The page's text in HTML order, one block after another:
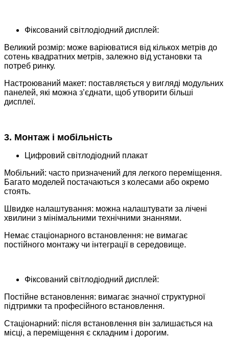
Фіксований світлодіодний дисплей:
Великий розмір: може варіюватися від кількох метрів до
сотень квадратних метрів, залежно від установки та
потреб ринку.
Настроюваний макет: поставляється у вигляді модульних
панелей, які можна з’єднати, щоб утворити більші
дисплеї.
3. Монтаж і мобільність
Цифровий світлодіодний плакат
Мобільний: часто призначений для легкого переміщення.
Багато моделей постачаються з колесами або окремо
стоять.
Швидке налаштування: можна налаштувати за лічені
хвилини з мінімальними технічними знаннями.
Немає стаціонарного встановлення: не вимагає
постійного монтажу чи інтеграції в середовище.
Фіксований світлодіодний дисплей:
Постійне встановлення: вимагає значної структурної
підтримки та професійного встановлення.
Стаціонарний: після встановлення він залишається на
місці, а переміщення є складним і дорогим.